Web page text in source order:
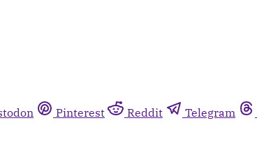
Pinterest Reddit Telegram